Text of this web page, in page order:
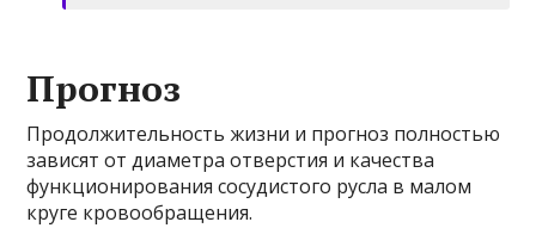
Прогноз
Продолжительность жизни и прогноз полностью
зависят от диаметра отверстия и качества
функционирования сосудистого русла в малом
круге кровообращения.